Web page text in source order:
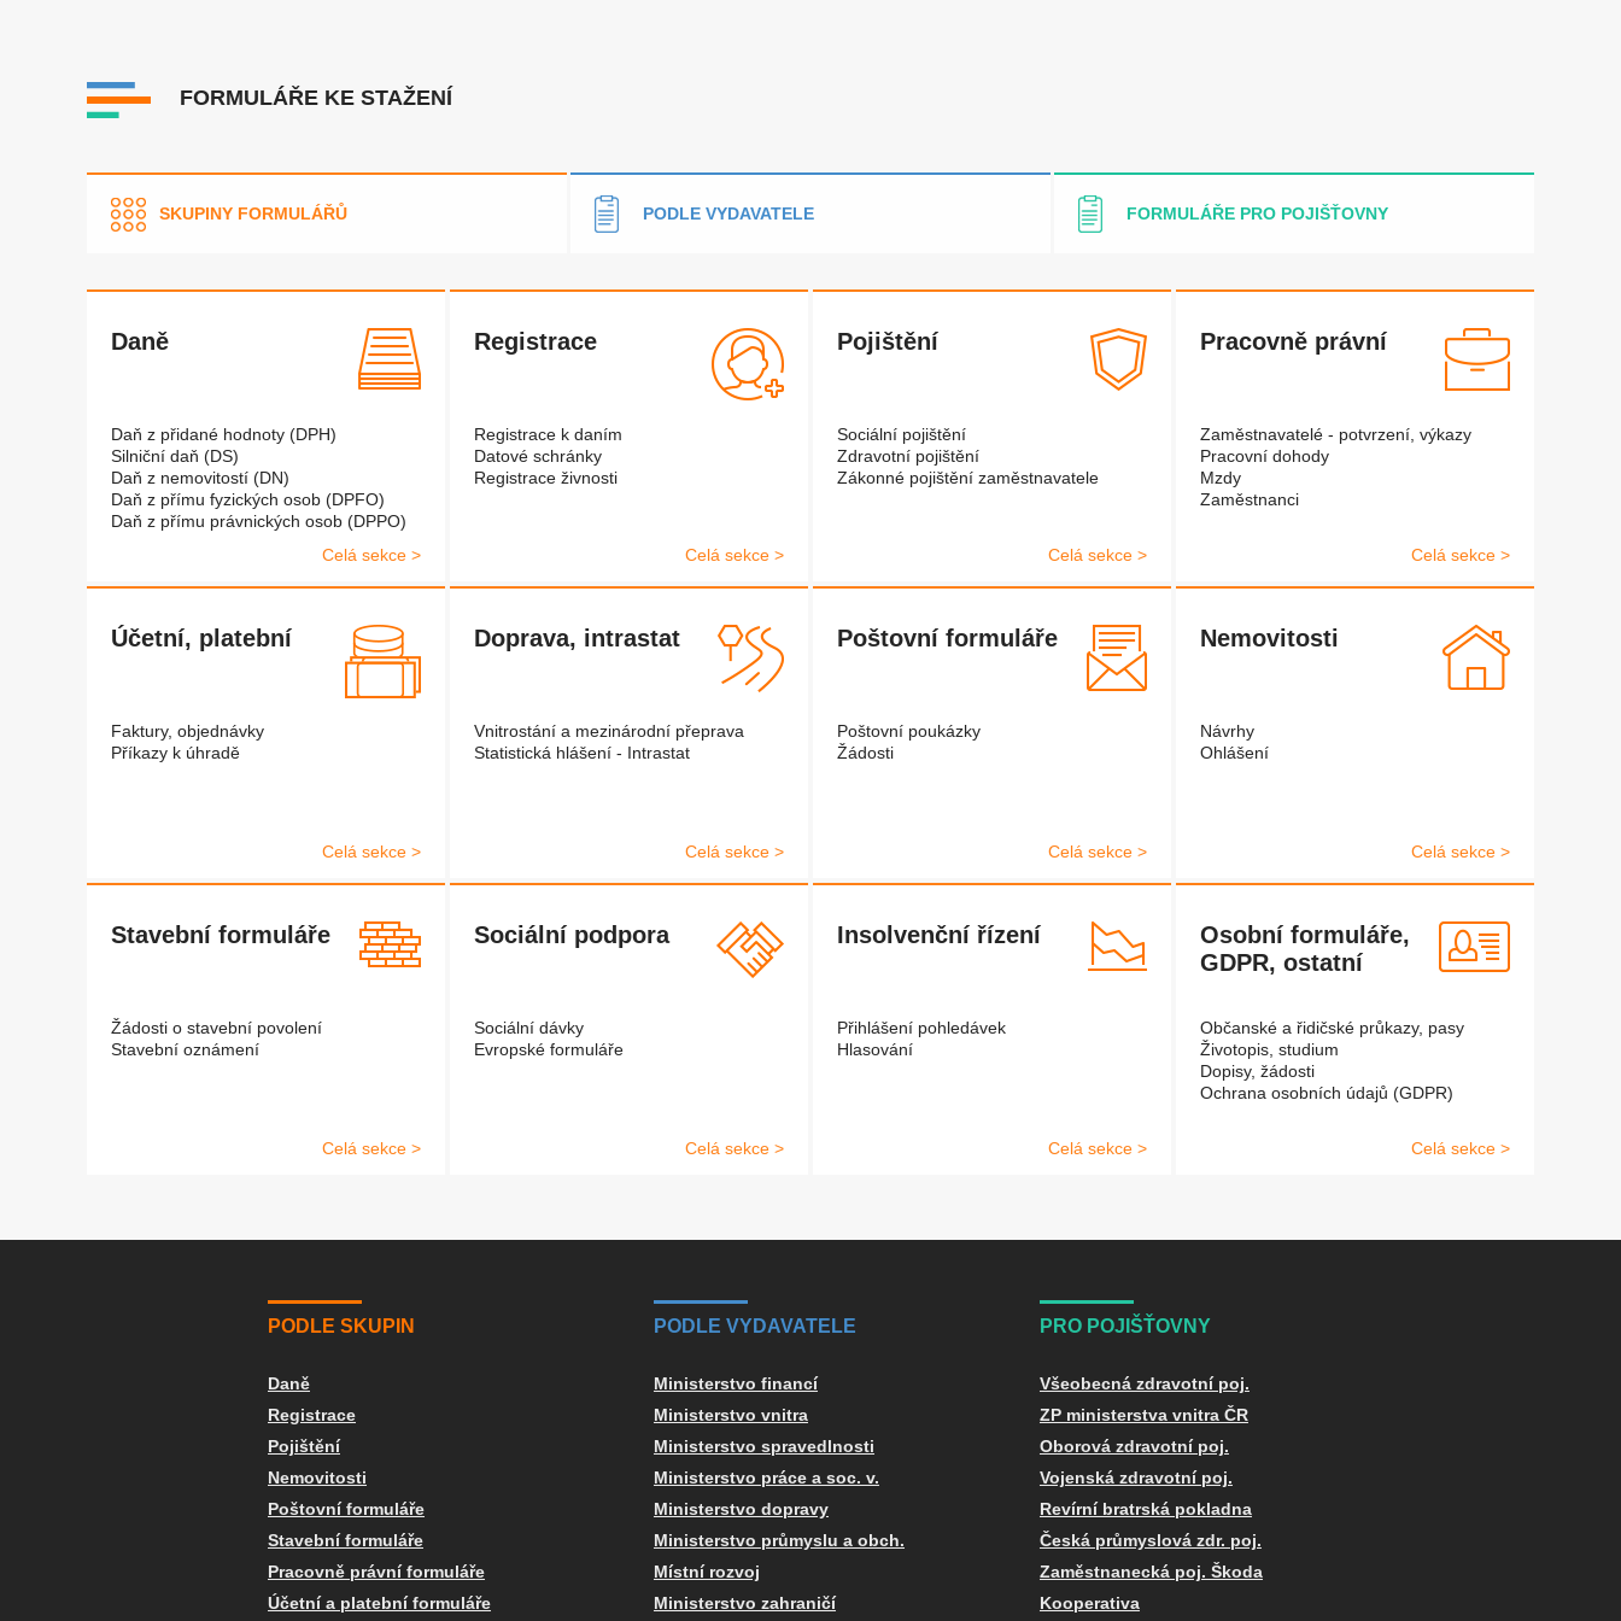
FORMULÁŘE KE STAŽENÍ
SKUPINY FORMULÁŘŮ PODLE VYDAVATELE FORMULÁŘE PRO POJIŠŤOVNY
Daně
Daň z přidané hodnoty (DPH)
Silniční daň (DS)
Daň z nemovitostí (DN)
Daň z přímu fyzických osob (DPFO)
Daň z přímu právnických osob (DPPO)
Celá sekce >
Registrace
Registrace k daním
Datové schránky
Registrace živnosti
Celá sekce >
Pojištění
Sociální pojištění
Zdravotní pojištění
Zákonné pojištění zaměstnavatele
Celá sekce >
Pracovně právní
Zaměstnavatelé - potvrzení, výkazy
Pracovní dohody
Mzdy
Zaměstnanci
Celá sekce >
Účetní, platební
Faktury, objednávky
Příkazy k úhradě
Celá sekce >
Doprava, intrastat
Vnitrostání a mezinárodní přeprava
Statistická hlášení - Intrastat
Celá sekce >
Poštovní formuláře
Poštovní poukázky
Žádosti
Celá sekce >
Nemovitosti
Návrhy
Ohlášení
Celá sekce >
Stavební formuláře
Žádosti o stavební povolení
Stavební oznámení
Celá sekce >
Sociální podpora
Sociální dávky
Evropské formuláře
Celá sekce >
Insolvenční řízení
Přihlášení pohledávek
Hlasování
Celá sekce >
Osobní formuláře,
GDPR, ostatní
Občanské a řidičské průkazy, pasy
Životopis, studium
Dopisy, žádosti
Ochrana osobních údajů (GDPR)
Celá sekce >
PODLE SKUPIN
Daně
Registrace
Pojištění
Nemovitosti
Poštovní formuláře
Stavební formuláře
Pracovně právní formuláře
Účetní a platební formuláře
PODLE VYDAVATELE
Ministerstvo financí
Ministerstvo vnitra
Ministerstvo spravedlnosti
Ministerstvo práce a soc. v.
Ministerstvo dopravy
Ministerstvo průmyslu a obch.
Místní rozvoj
Ministerstvo zahraničí
PRO POJIŠŤOVNY
Všeobecná zdravotní poj.
ZP ministerstva vnitra ČR
Oborová zdravotní poj.
Vojenská zdravotní poj.
Revírní bratrská pokladna
Česká průmyslová zdr. poj.
Zaměstnanecká poj. Škoda
Kooperativa